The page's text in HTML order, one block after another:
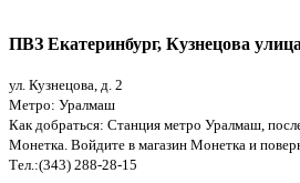
ПВЗ Екатеринбург, Кузнецова
ул. Кузнецова, д. 2
Метро: Уралмаш
Как добраться: Станция метро Уралмаш,
Монетка. Войдите в магазин Монетка и
Тел.:(343) 288-28-15